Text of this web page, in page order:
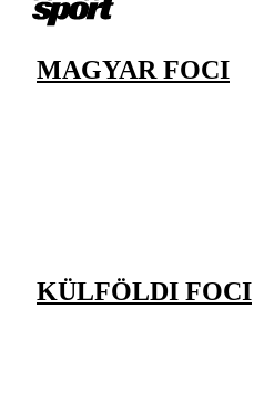
MAGYAR FOCI
KÜLFÖLDI FOCI